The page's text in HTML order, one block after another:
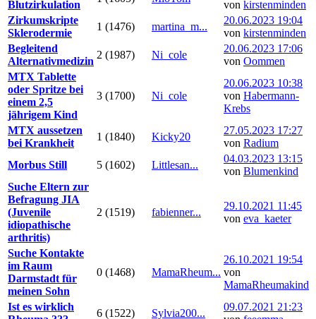
Blutzirkulation von kirstenminden
Zirkumskripte
Sklerodermie
1 (1476) martina_m...
20.06.2023 19:04
von kirstenminden
Begleitend
Alternativmedizin
2 (1987) Ni_cole
20.06.2023 17:06
von Oommen
MTX Tablette
oder Spritze bei
einem 2,5
jährigem Kind
3 (1700) Ni_cole
20.06.2023 10:38
von Habermann-
Krebs
MTX aussetzen
bei Krankheit
1 (1840) Kicky20
27.05.2023 17:27
von Radium
Morbus Still
5 (1602) Littlesan...
04.03.2023 13:15
von Blumenkind
Suche Eltern zur
Befragung JIA
(Juvenile
idiopathische
arthritis)
2 (1519) fabienner...
29.10.2021 11:45
von eva_kaeter
Suche Kontakte
im Raum
Darmstadt für
meinen Sohn
0 (1468) MamaRheum...
26.10.2021 19:54
von
MamaRheumakind
Ist es wirklich
6 (1522) Sylvia200...
09.07.2021 21:23